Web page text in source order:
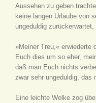
Aussehen zu geben
keine langen Urlaube von
ungeduldig
»Meiner Treu,« erwiederte
Euch dies um so eher,
daß man Euch nichts
zwar sehr ungeduldig, das
Eine leichte Wolke zog